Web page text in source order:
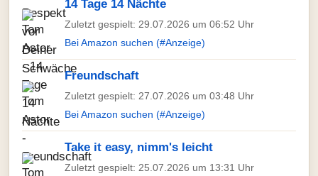
14 Tage 14 Nächte
Zuletzt gespielt: 29.07.2026 um 06:52 Uhr
Bei Amazon suchen (#Anzeige)
Freundschaft
Zuletzt gespielt: 27.07.2026 um 03:48 Uhr
Bei Amazon suchen (#Anzeige)
Take it easy, nimm's leicht
Zuletzt gespielt: 25.07.2026 um 13:31 Uhr